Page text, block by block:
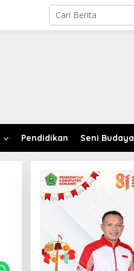
Pendidikan Seni Budaya